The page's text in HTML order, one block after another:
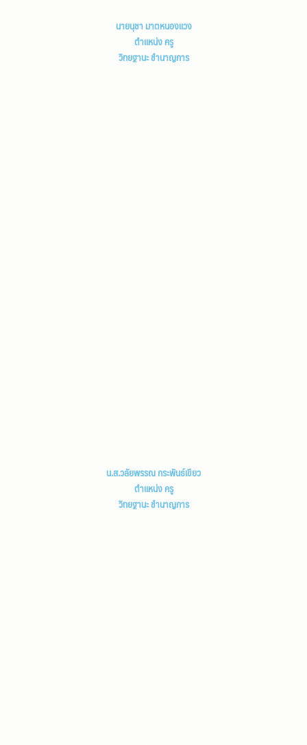
นายนุชา มาตหนองแวง
ตำแหน่ง ครู
วิทยฐานะ ชำนาญการ
น.ส.วลัยพรรณ กระพันธ์เขียว
ตำแหน่ง ครู
วิทยฐานะ ชำนาญการ